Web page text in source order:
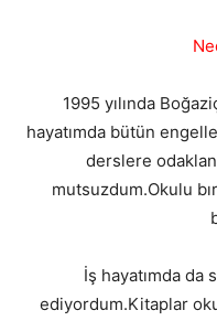
1995 yılında
hayatımda bütün
derslere
mutsuzdum.Okulu
İş hayatımda da
ediyordum.Kitaplar